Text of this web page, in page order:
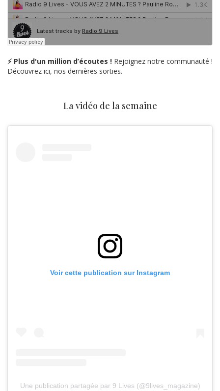
⚡ Plus d'un million d’écoutes ! Rejoignez notre communauté !
Découvrez ici, nos dernières sorties.
La vidéo de la semaine
Voir cette publication sur Instagram
Une publication partagée par 9 Lives (@9lives_magazine)